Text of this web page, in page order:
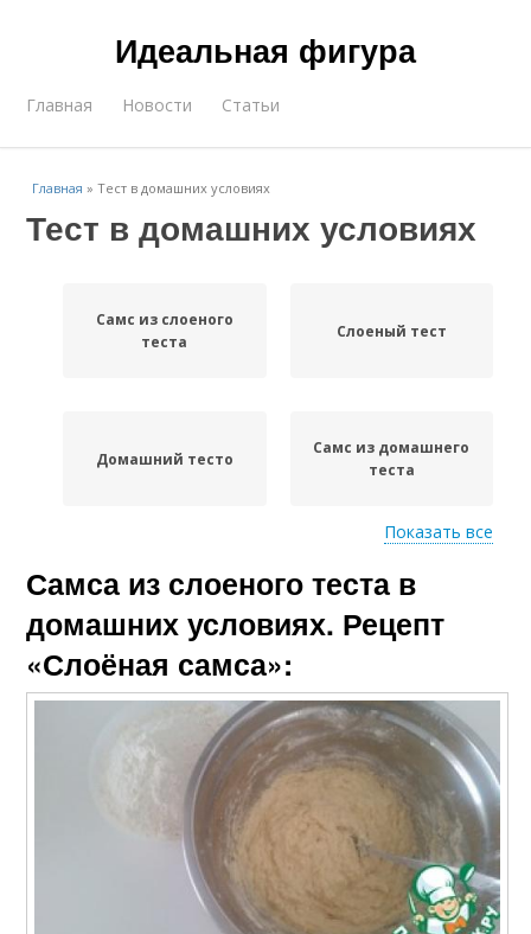
Идеальная фигура
Главная Новости Статьи
Главная »Тест в домашних условиях
Тест в домашних условиях
Самс из слоеного
теста
Слоеный тест
Домашний тесто
Самс из домашнего
теста
Тест с фаршем
Показать все
Самса из слоеного теста в
домашних условиях. Рецепт
«Слоёная самса»: